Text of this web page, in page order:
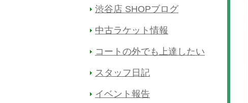
渋谷店 SHOPブログ
中古ラケット情報
コートの外でも上達したい
スタッフ日記
イベント報告